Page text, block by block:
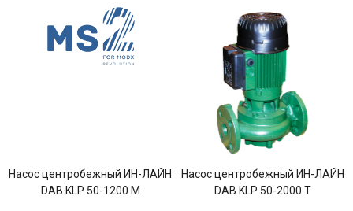
Насос центробежный ИН-ЛАЙН
DAB KLP 50-1200 M
Насос центробежный ИН-ЛАЙН
DAB KLP 50-2000 T